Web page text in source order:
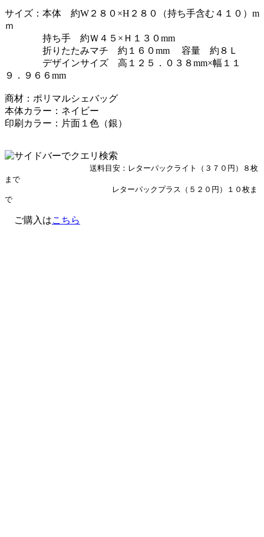
サイズ：本体 約W２８０×H２８０（持ち手含む４１０）m
ｍ
持ち手 約Ｗ４５×Ｈ１３０mm
折りたたみマチ 約１６０mm 容量 約８Ｌ
デザインサイズ 高１２５．０３８mm×幅１１
９．９６６mm
商材：ポリマルシェバッグ
本体カラー：ネイビー
印刷カラー：片面１色（銀）
送料目安：レターパックライト（３７０円）８枚
まで
レターパックプラス（５２０円）１０枚ま
で
ご購入はこちら